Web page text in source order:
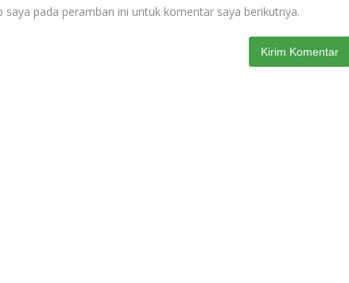
pada peramban ini untuk komentar saya berikutnya.